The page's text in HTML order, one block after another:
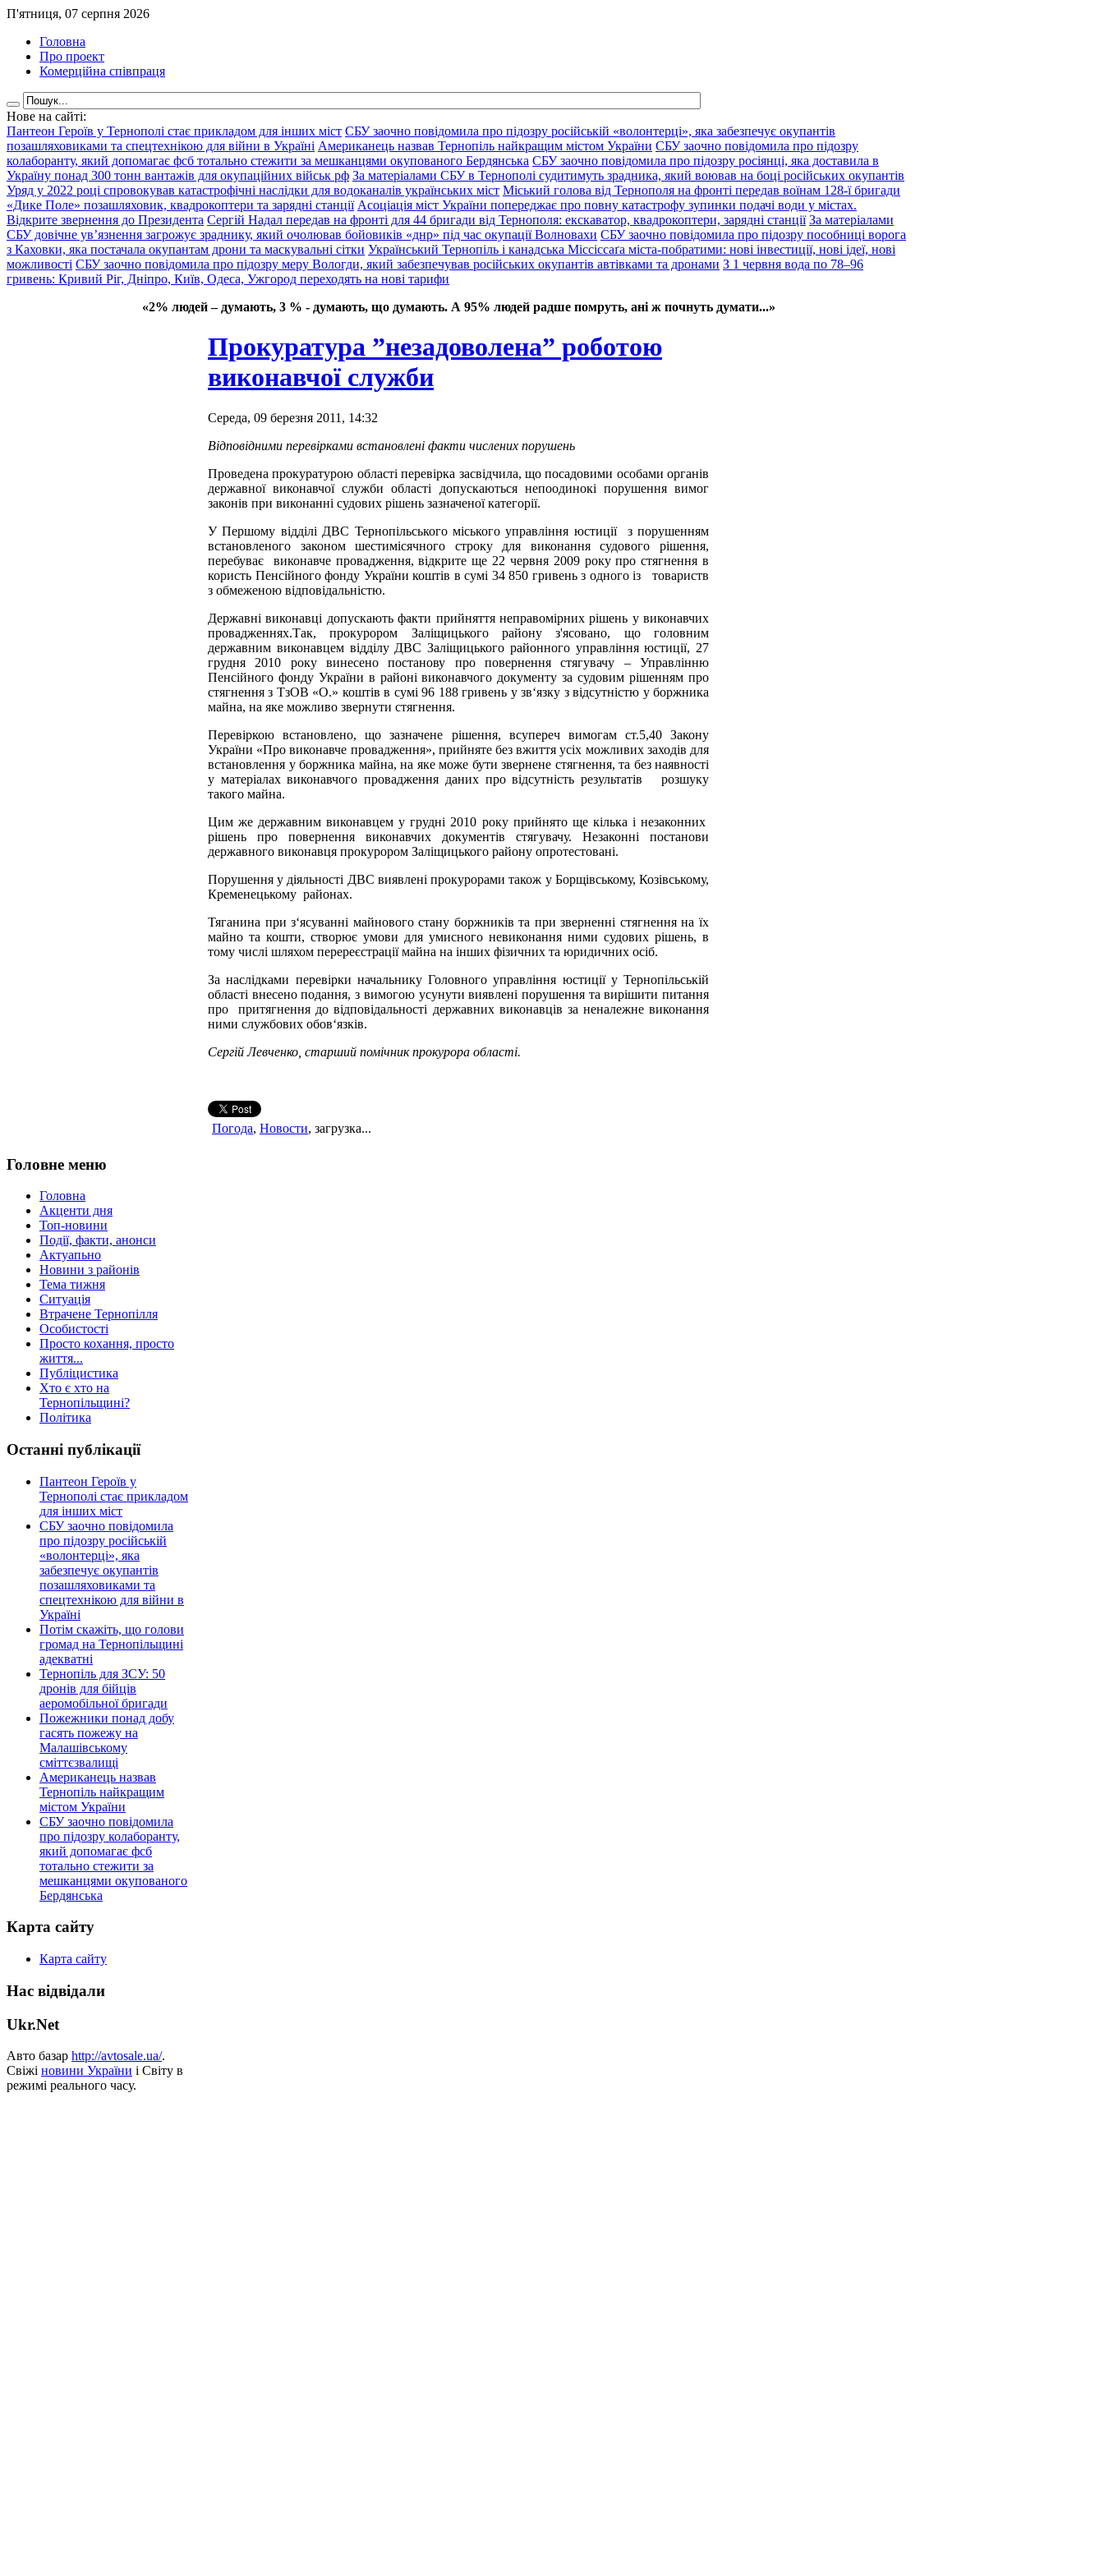
П'ятниця, 07 серпня 2026
Головна
Про проект
Комерційна співпраця
Нове на сайті:
Пантеон Героїв у Тернополі стає прикладом для інших міст СБУ заочно повідомила про підозру російській «волонтерці», яка забезпечує окупантів
позашляховиками та спецтехнікою для війни в Україні Американець назвав Тернопіль найкращим містом України СБУ заочно повідомила про підозру
колаборанту, який допомагає фсб тотально стежити за мешканцями окупованого Бердянська СБУ заочно повідомила про підозру росіянці, яка доставила в
Україну понад 300 тонн вантажів для окупаційних військ рф За матеріалами СБУ в Тернополі судитимуть зрадника, який воював на боці російських окупантів
Уряд у 2022 році спровокував катастрофічні наслідки для водоканалів українських міст Міський голова від Тернополя на фронті передав воїнам 128-ї бригади
«Дике Поле» позашляховик, квадрокоптери та зарядні станції Асоціація міст України попереджає про повну катастрофу зупинки подачі води у містах.
Відкрите звернення до Президента Сергій Надал передав на фронті для 44 бригади від Тернополя: екскаватор, квадрокоптери, зарядні станції За матеріалами
СБУ довічне ув’язнення загрожує зраднику, який очолював бойовиків «днр» під час окупації Волновахи СБУ заочно повідомила про підозру пособниці ворога
з Каховки, яка постачала окупантам дрони та маскувальні сітки Український Тернопіль і канадська Міссіссаґа міста-побратими: нові інвестиції, нові ідеї, нові
можливості СБУ заочно повідомила про підозру меру Вологди, який забезпечував російських окупантів автівками та дронами З 1 червня вода по 78–96
гривень: Кривий Ріг, Дніпро, Київ, Одеса, Ужгород переходять на нові тарифи
«2% людей – думають, 3 % - думають, що думають. А 95% людей радше помруть, ані ж почнуть думати...»
Прокуратура ”незадоволена” роботою
виконавчої служби
Середа, 09 березня 2011, 14:32
Відповідними перевірками встановлені факти числених порушень
Проведена прокуратурою області перевірка засвідчила, що посадовими особами органів
державної виконавчої служби області допускаються непоодинокі порушення вимог
законів при виконанні судових рішень зазначеної категорії.
У Першому відділі ДВС Тернопільського міського управління юстиції з порушенням
встановленого законом шестимісячного строку для виконання судового рішення,
перебуває виконавче провадження, відкрите ще 22 червня 2009 року про стягнення в
користь Пенсійного фонду України коштів в сумі 34 850 гривень з одного із товариств
з обмеженою відповідальністю.
Державні виконавці допускають факти прийняття неправомірних рішень у виконавчих
провадженнях.Так, прокурором Заліщицького району з'ясовано, що головним
державним виконавцем відділу ДВС Заліщицького районного управління юстиції, 27
грудня 2010 року винесено постанову про повернення стягувачу – Управлінню
Пенсійного фонду України в районі виконавчого документу за судовим рішенням про
стягнення з ТзОВ «О.» коштів в сумі 96 188 гривень у зв‘язку з відсутністю у боржника
майна, на яке можливо звернути стягнення.
Перевіркою встановлено, що зазначене рішення, всупереч вимогам ст.5,40 Закону
України «Про виконавче провадження», прийняте без вжиття усіх можливих заходів для
встановлення у боржника майна, на яке може бути звернене стягнення, та без наявності
у матеріалах виконавчого провадження даних про відсутність результатів розшуку
такого майна.
Цим же державним виконавцем у грудні 2010 року прийнято ще кілька і незаконних
рішень про повернення виконавчих документів стягувачу. Незаконні постанови
державного виконавця прокурором Заліщицького району опротестовані.
Порушення у діяльності ДВС виявлені прокурорами також у Борщівському, Козівському,
Кременецькому районах.
Тяганина при з‘ясуванні майнового стану боржників та при зверненні стягнення на їх
майно та кошти, створює умови для умисного невиконання ними судових рішень, в
тому числі шляхом перереєстрації майна на інших фізичних та юридичних осіб.
За наслідками перевірки начальнику Головного управління юстиції у Тернопільській
області внесено подання, з вимогою усунути виявлені порушення та вирішити питання
про притягнення до відповідальності державних виконавців за неналежне виконання
ними службових обов‘язків.
Сергій Левченко, старший помічник прокурора області.
Погода, Новости, загрузка...
Головне меню
Головна
Акценти дня
Топ-новини
Події, факти, анонси
Актуапьно
Новини з районів
Тема тижня
Ситуація
Втрачене Тернопілля
Особистості
Просто кохання, просто
життя...
Публіцистика
Хто є хто на
Тернопільщині?
Політика
Останні публікації
Пантеон Героїв у
Тернополі стає прикладом
для інших міст
СБУ заочно повідомила
про підозру російській
«волонтерці», яка
забезпечує окупантів
позашляховиками та
спецтехнікою для війни в
Україні
Потім скажіть, що голови
громад на Тернопільщині
адекватні
Тернопіль для ЗСУ: 50
дронів для бійців
аеромобільної бригади
Пожежники понад добу
гасять пожежу на
Малашівському
сміттєзвалищі
Американець назвав
Тернопіль найкращим
містом України
СБУ заочно повідомила
про підозру колаборанту,
який допомагає фсб
тотально стежити за
мешканцями окупованого
Бердянська
Карта сайту
Карта сайту
Нас відвідали
Ukr.Net
Авто базар http://avtosale.ua/.
Свіжі новини України і Світу в
режимі реального часу.